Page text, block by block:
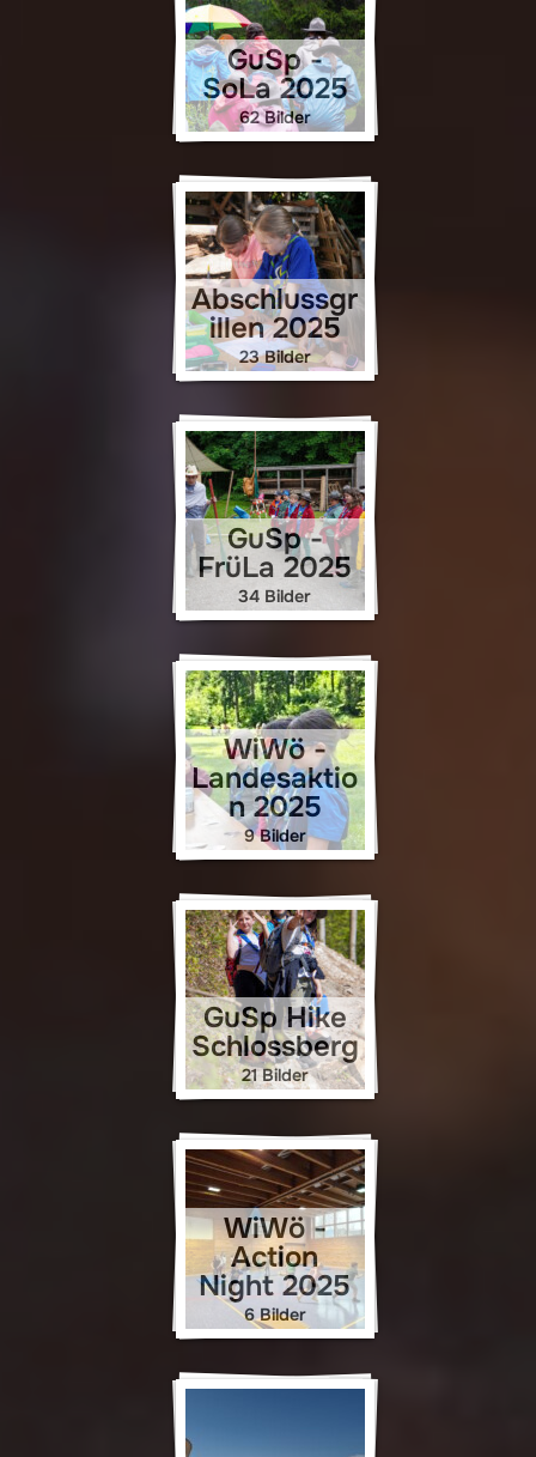
GuSp -
SoLa 2025
62 Bilder
Abschlussgr
illen 2025
23 Bilder
GuSp -
FrüLa 2025
34 Bilder
WiWö -
Landesaktio
n 2025
9 Bilder
GuSp Hike
Schlossberg
21 Bilder
WiWö -
Action
Night 2025
6 Bilder